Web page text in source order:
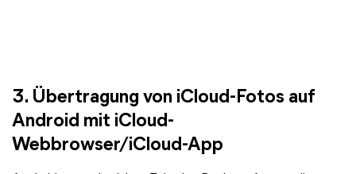
3. Übertragung von iCloud-Fotos auf
Android mit iCloud-
Webbrowser/iCloud-App